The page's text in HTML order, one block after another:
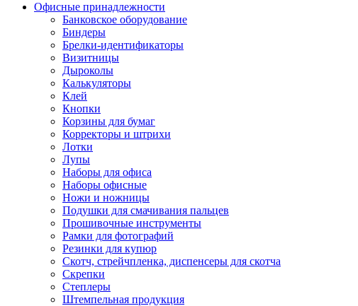
Офисные принадлежности
Банковское оборудование
Биндеры
Брелки-идентификаторы
Визитницы
Дыроколы
Калькуляторы
Клей
Кнопки
Корзины для бумаг
Корректоры и штрихи
Лотки
Лупы
Наборы для офиса
Наборы офисные
Ножи и ножницы
Подушки для смачивания пальцев
Прошивочные инструменты
Рамки для фотографий
Резинки для купюр
Скотч, стрейчпленка, диспенсеры для скотча
Скрепки
Степлеры
Штемпельная продукция